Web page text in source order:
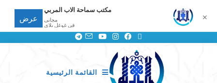
القائمة الرئيسية
✕
مكتب سماحة الاب المربي
مجانى
في غوغل بلاي
عرض